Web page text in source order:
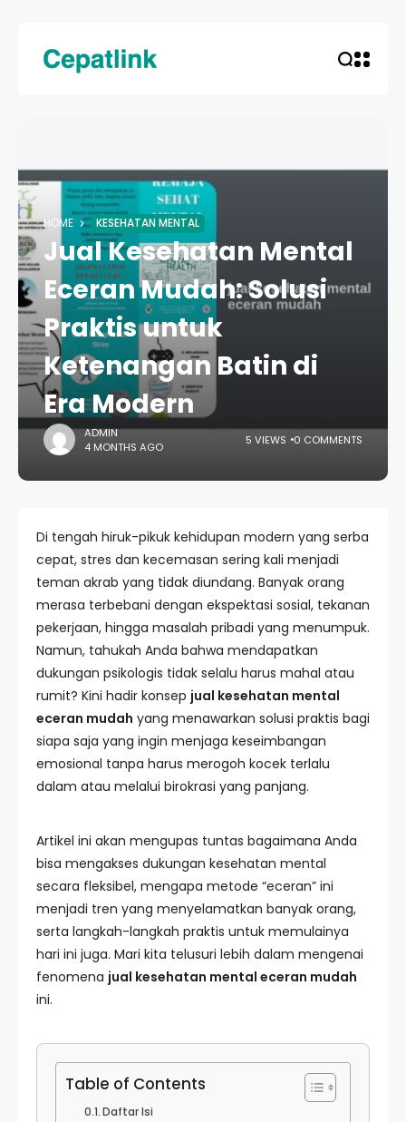
HOME KESEHATAN MENTAL
Jual Kesehatan Mental
Eceran Mudah: Solusi
Praktis untuk
Ketenangan Batin di
Era Modern
ADMIN
4 MONTHS AGO
5 VIEWS 0 COMMENTS
Di tengah hiruk-pikuk kehidupan modern yang serba
cepat, stres dan kecemasan sering kali menjadi
teman akrab yang tidak diundang. Banyak orang
merasa terbebani dengan ekspektasi sosial, tekanan
pekerjaan, hingga masalah pribadi yang menumpuk.
Namun, tahukah Anda bahwa mendapatkan
dukungan psikologis tidak selalu harus mahal atau
rumit? Kini hadir konsep jual kesehatan mental
eceran mudah yang menawarkan solusi praktis bagi
siapa saja yang ingin menjaga keseimbangan
emosional tanpa harus merogoh kocek terlalu
dalam atau melalui birokrasi yang panjang.
Artikel ini akan mengupas tuntas bagaimana Anda
bisa mengakses dukungan kesehatan mental
secara fleksibel, mengapa metode “eceran” ini
menjadi tren yang menyelamatkan banyak orang,
serta langkah-langkah praktis untuk memulainya
hari ini juga. Mari kita telusuri lebih dalam mengenai
fenomena jual kesehatan mental eceran mudah
ini.
Table of Contents
Daftar Isi